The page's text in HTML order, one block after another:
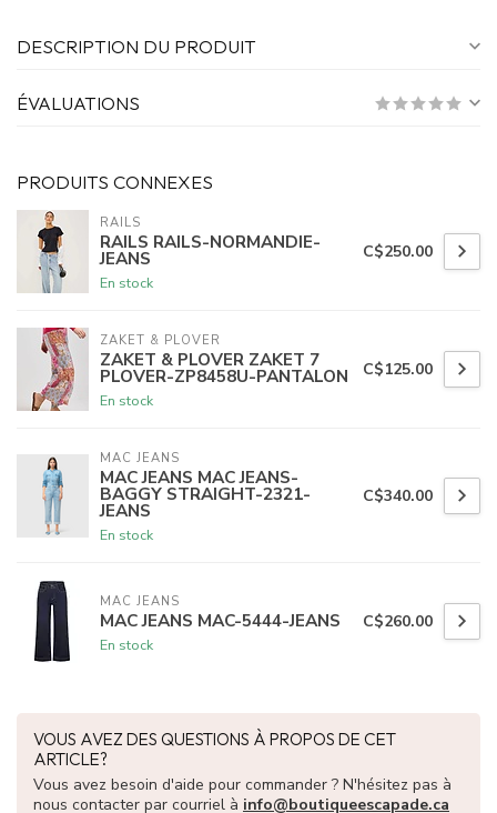
DESCRIPTION DU PRODUIT
ÉVALUATIONS
PRODUITS CONNEXES
RAILS
RAILS RAILS-NORMANDIE-
JEANS
En stock
C$250.00
ZAKET & PLOVER
ZAKET & PLOVER ZAKET 7
PLOVER-ZP8458U-PANTALON
En stock
C$125.00
MAC JEANS
MAC JEANS MAC JEANS-
BAGGY STRAIGHT-2321-
JEANS
En stock
C$340.00
MAC JEANS
MAC JEANS MAC-5444-JEANS
En stock
C$260.00
VOUS AVEZ DES QUESTIONS À PROPOS DE CET
ARTICLE?
Vous avez besoin d'aide pour commander ? N'hésitez pas à
nous contacter par courriel à info@boutiqueescapade.ca